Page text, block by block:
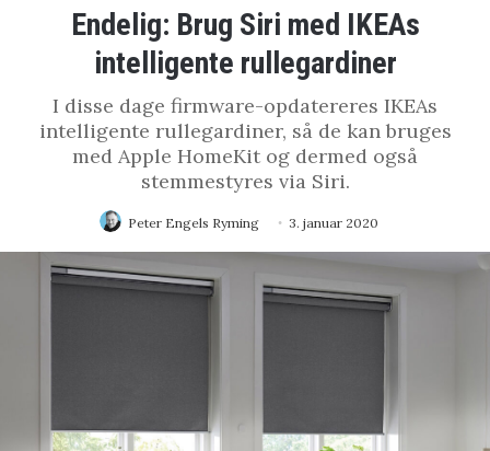
Endelig: Brug Siri med IKEAs
intelligente rullegardiner
I disse dage firmware-opdatereres IKEAs
intelligente rullegardiner, så de kan bruges
med Apple HomeKit og dermed også
stemmestyres via Siri.
Peter Engels Ryming 3. januar 2020